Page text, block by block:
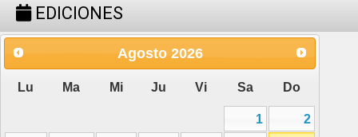
EDICIONES
Agosto 2026
Lu Ma Mi Ju Vi Sa Do
1
2